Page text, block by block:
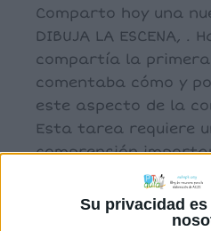
Su privacidad
Comparto hoy una
DIBUJA LA ESCENA, .
compartía la primera
comentaba cómo y
este aspecto de la
Esta tarea requiere
comprensión
detalles serán muy
poder realizarla con